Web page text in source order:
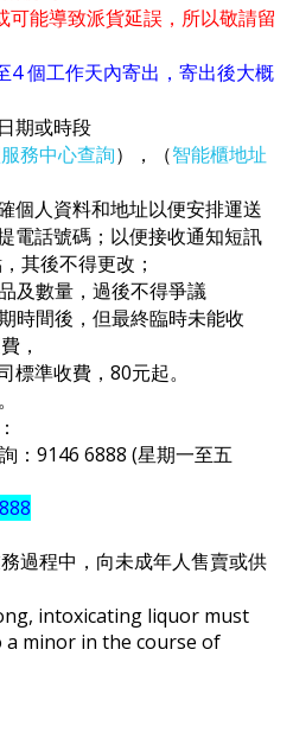
能導致派貨延誤，所以敬請留
4 個工作天內寄出，寄出後大概
期或時段
務中心查詢），（智能櫃地址
人資料和地址以便安排運送
話號碼；以便接收通知短訊
其後不得更改；
及數量，過後不得爭議
時間後，但最終臨時未能收
，
準收費，80元起。
9146 6888 (星期一至五
過程中，向未成年人售賣或供
intoxicating liquor must
minor in the course of